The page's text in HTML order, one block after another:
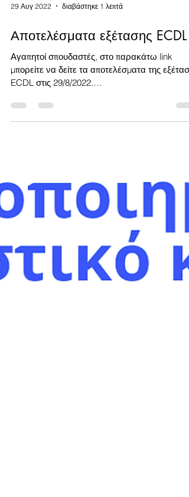
29 Αυγ 2022 διαβάστηκε 1 λεπτά
Αποτελέσματα εξέτασης ECDL
Αγαπητοί σπουδαστές, στο παρακάτω link
ECDL στις 29/8/2022.
https://www.intered.gr/ecdl-exams